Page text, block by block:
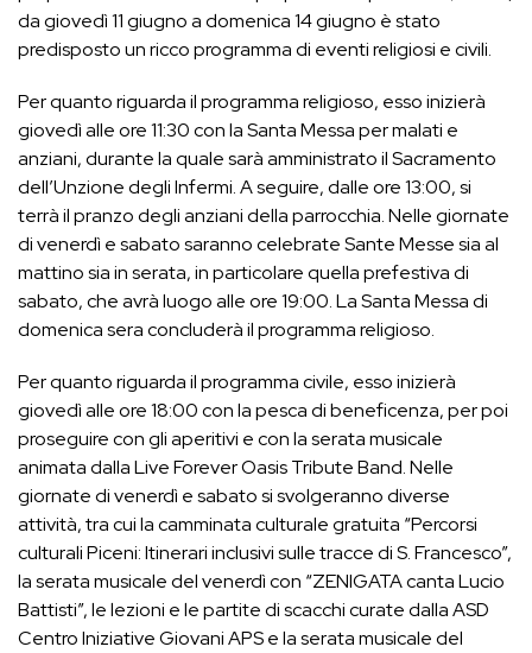
da giovedì 11 giugno a domenica 14 giugno è stato
predisposto un ricco programma di eventi religiosi e civili.
Per quanto riguarda il programma religioso, esso inizierà
giovedì alle ore 11:30 con la Santa Messa per malati e
anziani, durante la quale sarà amministrato il Sacramento
dell’Unzione degli Infermi. A seguire, dalle ore 13:00, si
terrà il pranzo degli anziani della parrocchia. Nelle giornate
di venerdì e sabato saranno celebrate Sante Messe sia al
mattino sia in serata, in particolare quella prefestiva di
sabato, che avrà luogo alle ore 19:00. La Santa Messa di
domenica sera concluderà il programma religioso.
Per quanto riguarda il programma civile, esso inizierà
giovedì alle ore 18:00 con la pesca di beneficenza, per poi
proseguire con gli aperitivi e con la serata musicale
animata dalla Live Forever Oasis Tribute Band. Nelle
giornate di venerdì e sabato si svolgeranno diverse
attività, tra cui la camminata culturale gratuita “Percorsi
culturali Piceni: Itinerari inclusivi sulle tracce di S. Francesco”,
la serata musicale del venerdì con “ZENIGATA canta Lucio
Battisti”, le lezioni e le partite di scacchi curate dalla ASD
Centro Iniziative Giovani APS e la serata musicale del